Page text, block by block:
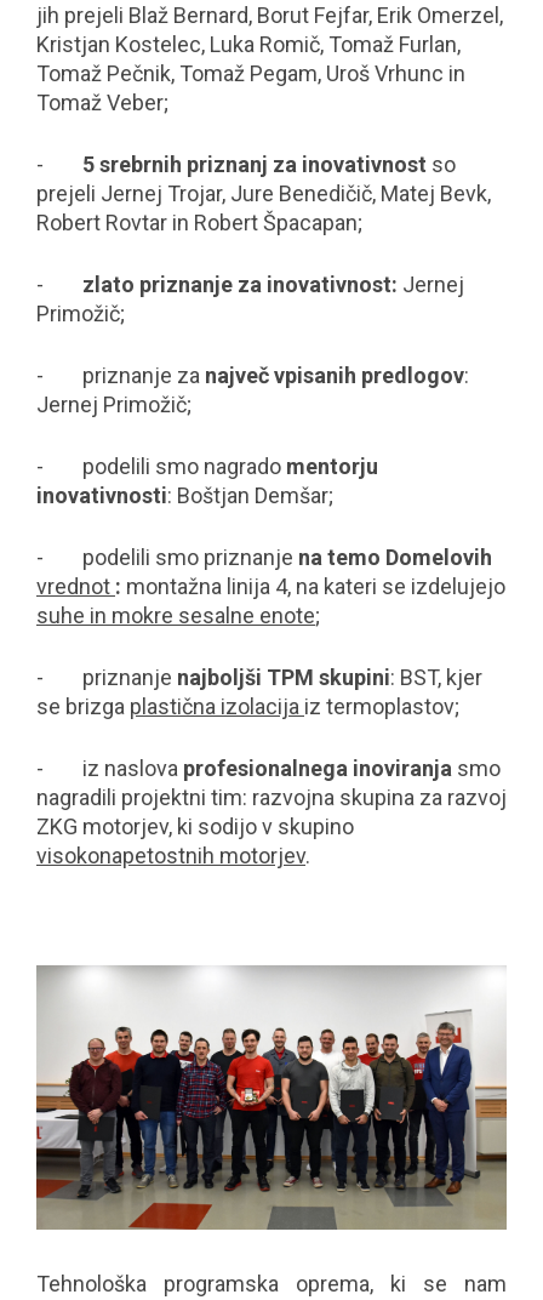
jih prejeli Blaž Bernard, Borut Fejfar, Erik Omerzel,
Kristjan Kostelec, Luka Romič, Tomaž Furlan,
Tomaž Pečnik, Tomaž Pegam, Uroš Vrhunc in
Tomaž Veber;
- 5 srebrnih priznanj za inovativnost so
prejeli Jernej Trojar, Jure Benedičič, Matej Bevk,
Robert Rovtar in Robert Špacapan;
- zlato priznanje za inovativnost: Jernej
Primožič;
- priznanje za največ vpisanih predlogov:
Jernej Primožič;
- podelili smo nagrado mentorju
inovativnosti: Boštjan Demšar;
- podelili smo priznanje na temo Domelovih
vrednot : montažna linija 4, na kateri se izdelujejo
suhe in mokre sesalne enote;
- priznanje najboljši TPM skupini: BST, kjer
se brizga plastična izolacija iz termoplastov;
- iz naslova profesionalnega inoviranja smo
nagradili projektni tim: razvojna skupina za razvoj
ZKG motorjev, ki sodijo v skupino
visokonapetostnih motorjev.
Tehnološka programska oprema, ki se nam